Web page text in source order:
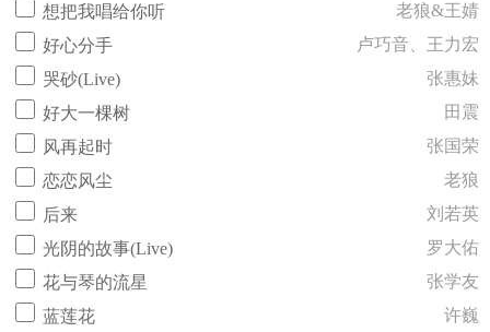
想把我唱给你听
老狼&王婧
好心分手
卢巧音、王力宏
哭砂(Live)
张惠妹
好大一棵树
田震
风再起时
张国荣
恋恋风尘
老狼
后来
刘若英
光阴的故事(Live)
罗大佑
花与琴的流星
张学友
蓝莲花
许巍